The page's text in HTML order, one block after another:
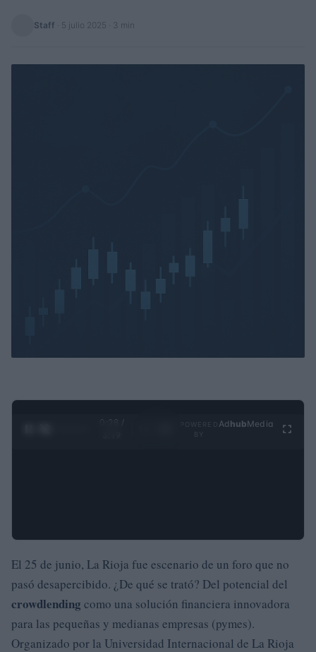
Staff 5 julio 2025 · 3 min
0:29 /
Ad hubMedia
El 25 de junio, La Rioja fue escenario de un foro que no
pasó desapercibido. ¿De qué se trató? Del potencial del
crowdlending como una solución financiera innovadora
para las pequeñas y medianas empresas (pymes).
Organizado por la Universidad Internacional de La Rioja